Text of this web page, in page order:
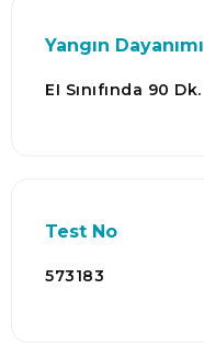
Yangın Dayanımı
EI Sınıfında 90 Dk.
Test No
573183